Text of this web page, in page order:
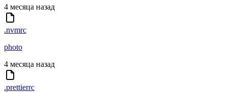
4 месяца назад
.nvmrc
photo
4 месяца назад
.prettierrc